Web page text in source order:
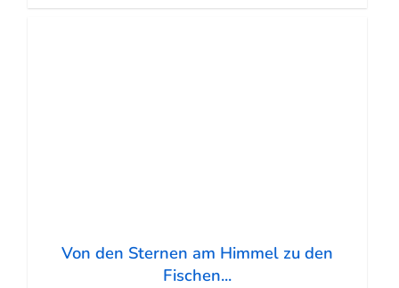
Von den Sternen am Himmel zu den
Fischen...